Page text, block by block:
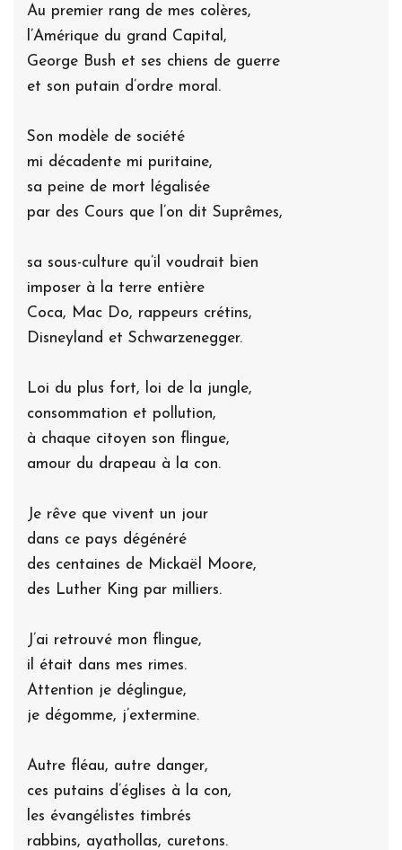
Au premier rang de mes colères,
l’Amérique du grand Capital,
George Bush et ses chiens de guerre
et son putain d’ordre moral.
Son modèle de société
mi décadente mi puritaine,
sa peine de mort légalisée
par des Cours que l’on dit Suprêmes,
sa sous-culture qu’il voudrait bien
imposer à la terre entière
Coca, Mac Do, rappeurs crétins,
Disneyland et Schwarzenegger.
Loi du plus fort, loi de la jungle,
consommation et pollution,
à chaque citoyen son flingue,
amour du drapeau à la con.
Je rêve que vivent un jour
dans ce pays dégénéré
des centaines de Mickaël Moore,
des Luther King par milliers.
J’ai retrouvé mon flingue,
il était dans mes rimes.
Attention je déglingue,
je dégomme, j’extermine.
Autre fléau, autre danger,
ces putains d’églises à la con,
les évangélistes timbrés
rabbins, ayathollas, curetons.